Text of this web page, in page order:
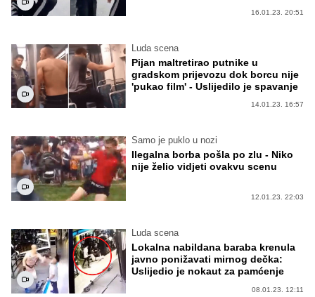
16.01.23. 20:51
Luda scena
Pijan maltretirao putnike u
gradskom prijevozu dok borcu nije
'pukao film' - Uslijedilo je spavanje
14.01.23. 16:57
Samo je puklo u nozi
Ilegalna borba pošla po zlu - Niko
nije želio vidjeti ovakvu scenu
12.01.23. 22:03
Luda scena
Lokalna nabildana baraba krenula
javno ponižavati mirnog dečka:
Uslijedio je nokaut za pamćenje
08.01.23. 12:11